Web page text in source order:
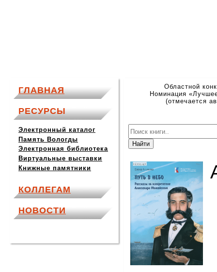
ГЛАВНАЯ
РЕСУРСЫ
Электронный каталог
Память Вологды
Электронная библиотека
Виртуальные выставки
Книжные памятники
КОЛЛЕГАМ
НОВОСТИ
Областной
Номинация
(отмечается